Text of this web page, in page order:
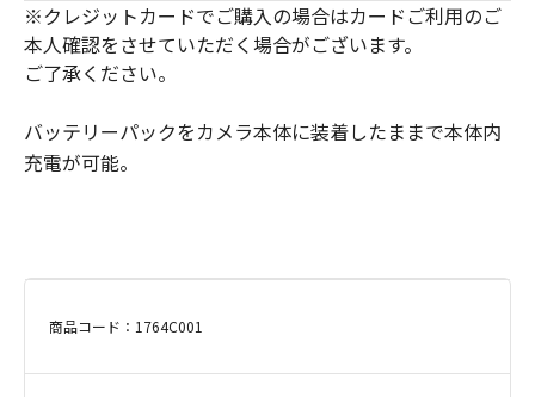
※クレジットカードでご購入の場合はカードご利用のご
本人確認をさせていただく場合がございます。
ご了承ください。
バッテリーパックをカメラ本体に装着したままで本体内
充電が可能。
商品コード：1764C001